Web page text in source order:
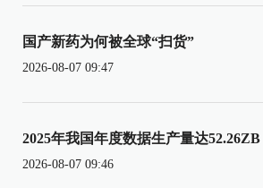
国产新药为何被全球“扫货”
2026-08-07 09:47
2025年我国年度数据生产量达52.26ZB
2026-08-07 09:46